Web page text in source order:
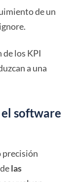
de un
los KPI
a una
software
precisión
las